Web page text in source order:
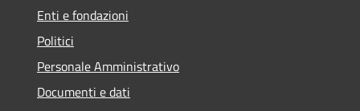
Enti e fondazioni
Politici
Personale Amministrativo
Documenti e dati